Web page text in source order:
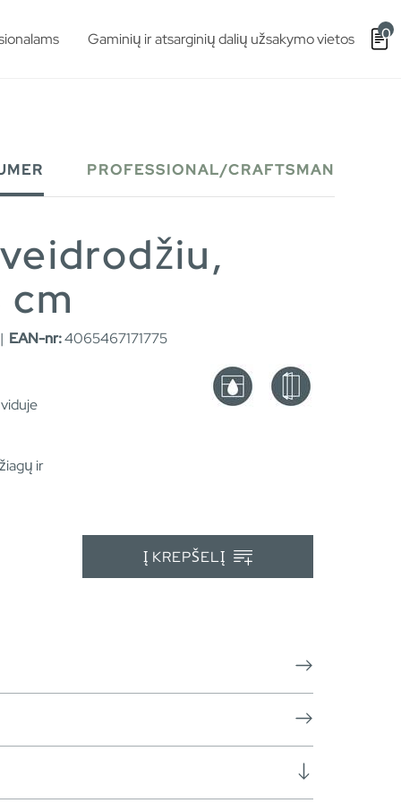
Gaminių ir atsarginių dalių užsakymo vietos 0
PROFESSIONAL/CRAFTSMAN
cm
EAN-nr:4065467171775
ir
Į KREPŠELĮ